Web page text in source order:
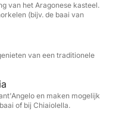
een typische lokale
de verse smaken van
gelegenheid om te
het einde van de
dranken op u te
op de
van het Aragonese kasteel.
(bijv. de baai van
van een traditionele
en maken mogelijk
of bij Chiaiolella.